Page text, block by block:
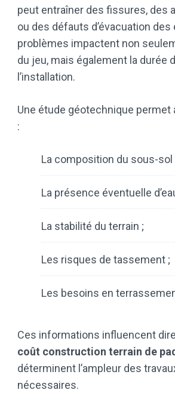
peut entraîner des fissures, des
ou des défauts d’évacuation des
problèmes impactent non
du jeu, mais également la durée
l’installation.
Une étude géotechnique permet
:
La composition du sous-sol
La présence éventuelle
La stabilité du terrain ;
Les risques de tassement ;
Les besoins en
Ces informations influencent
coût construction terrain de
déterminent l’ampleur des
nécessaires.